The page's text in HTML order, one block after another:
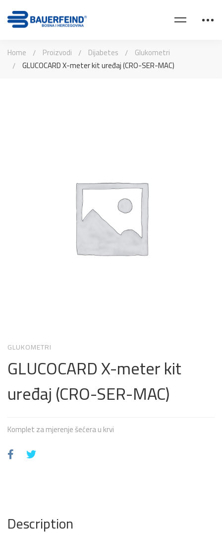
Home Proizvodi Dijabetes
Glukometri
GLUCOCARD X-meter kit uređaj (CRO-SER-MAC)
GLUKOMETRI
GLUCOCARD X-meter kit
uređaj (CRO-SER-MAC)
Komplet za mjerenje šećera u krvi
Description